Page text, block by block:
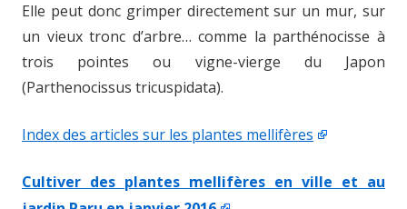
Elle peut donc grimper directement sur un mur, sur
un vieux tronc d’arbre… comme la parthénocisse à
trois pointes ou vigne-vierge du Japon
(Parthenocissus tricuspidata).
Index des articles sur les plantes mellifères
Cultiver des plantes mellifères en ville et au